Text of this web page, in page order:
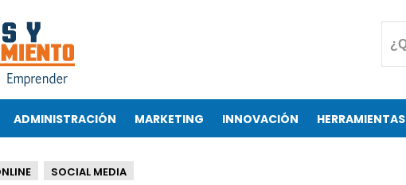
ADMINISTRACIÓN MARKETING INNOVACIÓN HERRAMIENTAS
SOCIAL MEDIA